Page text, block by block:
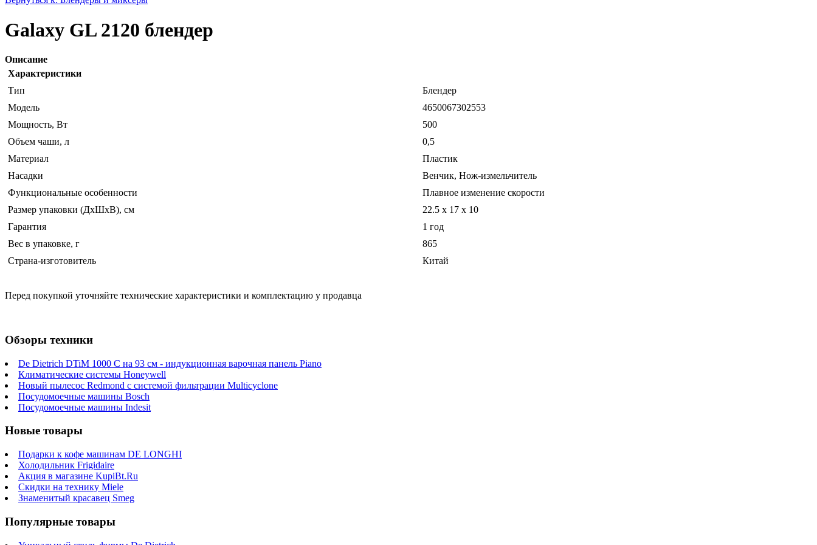
Galaxy GL 2120 блендер
Описание
Характеристики
Тип
Блендер
Модель
4650067302553
Мощность, Вт
500
Объем чаши, л
0,5
Материал
Пластик
Насадки
Венчик, Нож-измельчитель
Функциональные особенности
Плавное изменение скорости
Размер упаковки (ДхШхВ), см
22.5 x 17 x 10
Гарантия
1 год
Вес в упаковке, г
865
Страна-изготовитель
Китай
Перед покупкой уточняйте технические характеристики и комплектацию у продавца
Обзоры техники
De Dietrich DTiM 1000 C на 93 см - индукционная варочная панель Piano
Климатические системы Honeywell
Новый пылесос Redmond с системой фильтрации Multicyclone
Посудомоечные машины Bosch
Посудомоечные машины Indesit
Новые товары
Подарки к кофе машинам DE LONGHI
Холодильник Frigidaire
Акция в магазине KupiBt.Ru
Скидки на технику Miele
Знаменитый красавец Smeg
Популярные товары